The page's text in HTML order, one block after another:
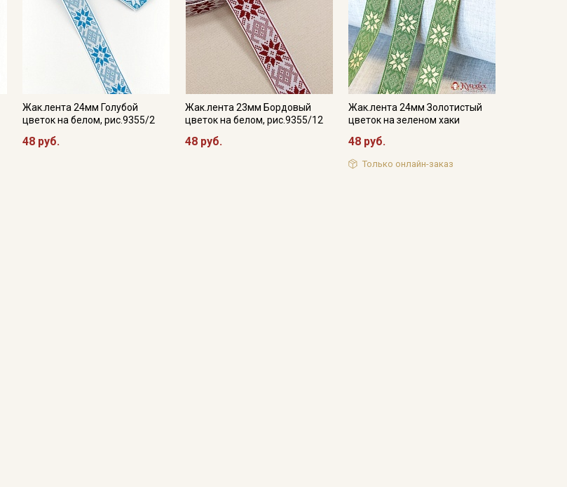
Жак.лента 24мм Голубой
цветок на белом, рис.9355/2
48 руб.
Жак.лента 23мм Бордовый
цветок на белом, рис.9355/12
48 руб.
Жак.лента 24мм Золотистый
цветок на зеленом хаки
48 руб.
Только онлайн-заказ
Секретная рассылка от
Купава